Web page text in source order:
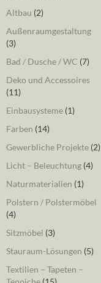
Altbau (2)
Außenraumgestaltung
(3)
Bad / Dusche / WC (7)
Deko und Accessoires
(11)
Einbausysteme (1)
Farben (14)
Gewerbliche Projekte (2)
Licht – Beleuchtung (4)
Naturmaterialien (1)
Polstern / Polstermöbel
(4)
Sitzmöbel (3)
Stauraum-Lösungen (5)
Textilien – Tapeten –